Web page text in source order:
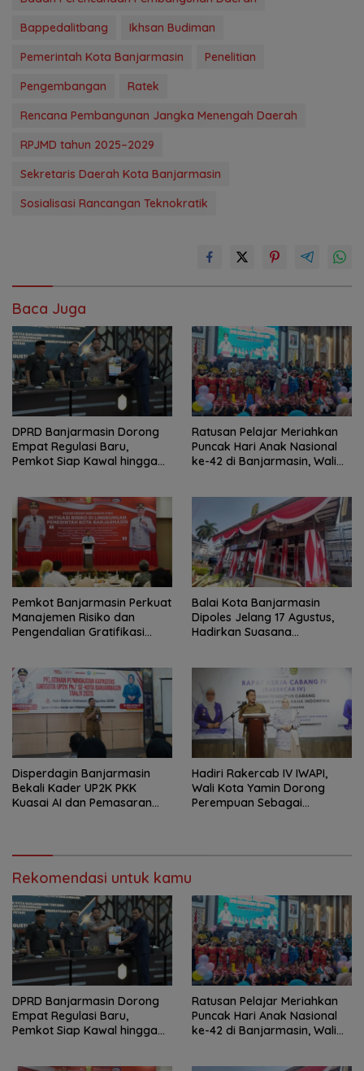
Bappedalitbang
Ikhsan Budiman
Pemerintah Kota Banjarmasin
Penelitian
Pengembangan
Ratek
Rencana Pembangunan Jangka Menengah Daerah
RPJMD tahun 2025–2029
Sekretaris Daerah Kota Banjarmasin
Sosialisasi Rancangan Teknokratik
Baca Juga
DPRD Banjarmasin Dorong
Empat Regulasi Baru,
Pemkot Siap Kawal hingga
Ratusan Pelajar Meriahkan
Puncak Hari Anak Nasional
ke-42 di Banjarmasin, Wali
Pemkot Banjarmasin Perkuat
Manajemen Risiko dan
Pengendalian Gratifikasi
Balai Kota Banjarmasin
Dipoles Jelang 17 Agustus,
Hadirkan Suasana
Disperdagin Banjarmasin
Bekali Kader UP2K PKK
Kuasai AI dan Pemasaran
Hadiri Rakercab IV IWAPI,
Wali Kota Yamin Dorong
Perempuan Sebagai
Rekomendasi untuk kamu
DPRD Banjarmasin Dorong
Empat Regulasi Baru,
Pemkot Siap Kawal hingga
Ratusan Pelajar Meriahkan
Puncak Hari Anak Nasional
ke-42 di Banjarmasin, Wali